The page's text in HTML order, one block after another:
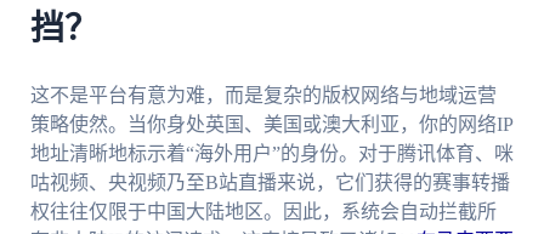
挡？
这不是平台有意为难，而是复杂的版权网络与地域运营
策略使然。当你身处英国、美国或澳大利亚，你的网络IP
地址清晰地标示着“海外用户”的身份。对于腾讯体育、咪
咕视频、央视频乃至B站直播来说，它们获得的赛事转播
权往往仅限于中国大陆地区。因此，系统会自动拦截所